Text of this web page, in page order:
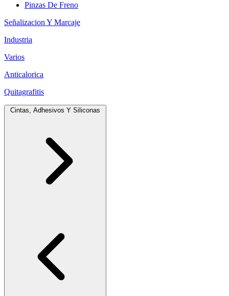
Pinzas De Freno
Señalizacion Y Marcaje
Industria
Varios
Anticalorica
Quitagrafitis
Cintas, Adhesivos Y Siliconas